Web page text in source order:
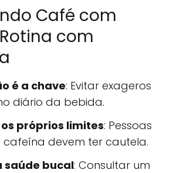
Café com
com
é a chave: Evitar exageros
diário da bebida.
próprios limites: Pessoas
cafeína devem ter cautela.
saúde bucal: Consultar um